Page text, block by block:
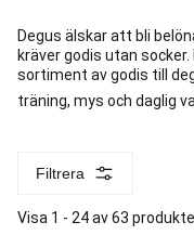
Degus älskar att bli
kräver godis utan
sortiment av godis till
träning, mys och daglig
Filtrera
Visa 1 - 24 av 63